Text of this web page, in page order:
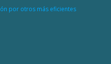
por otros más eficientes